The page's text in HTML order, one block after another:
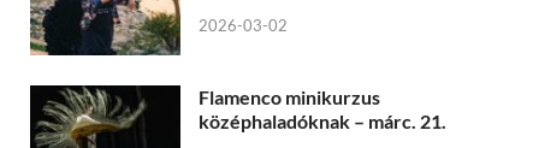
2026-03-02
Flamenco minikurzus
középhaladóknak – márc. 21.